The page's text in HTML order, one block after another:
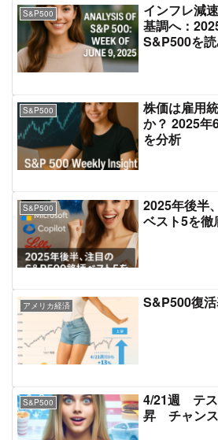
S&P500
インフレ減
基調へ：
S&P500を読
S&P500
株価は雇用
か？ 2025年
を分析
S&P500
2025年後半
ベスト5を徹
アメリカ経済 S&P500復
S&P500
4/21週 テス
昇 チャン